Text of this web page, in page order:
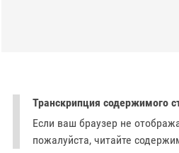
Транскрипция содержимого
Если ваш браузер не
пожалуйста, читайте